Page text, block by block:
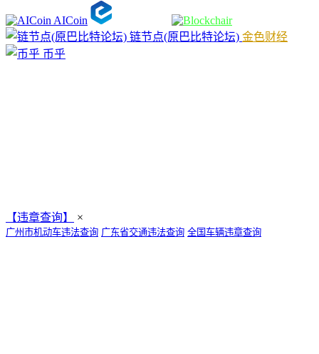
AICoin
链节点(原巴比特论坛) 金色财经
币乎
【违章查询】 ×
广州市机动车违法查询 广东省交通违法查询 全国车辆违章查询